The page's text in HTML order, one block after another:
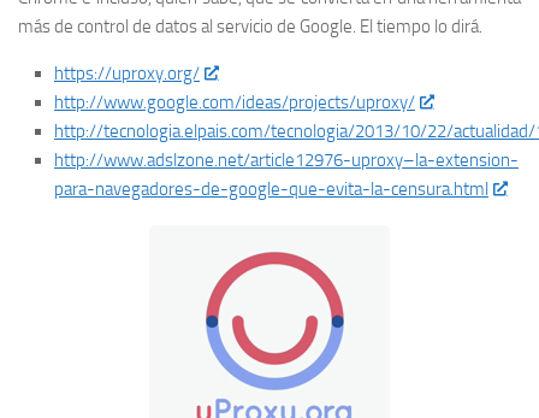
más de control de datos al servicio de Google. El tiempo lo dirá.
https://uproxy.org/
http://www.google.com/ideas/projects/uproxy/
http://tecnologia.elpais.com/tecnologia/2013/10/22/
http://www.adslzone.net/article12976-uproxy–la-extension-
para-navegadores-de-google-que-evita-la-censura.html